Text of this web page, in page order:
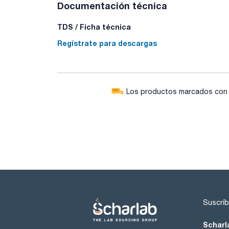
Documentación técnica
TDS / Ficha técnica
Regístrate para descargas
Los productos marcados con